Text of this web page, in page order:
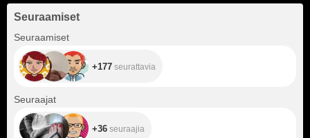
Seuraamiset
Seuraamiset
+177 seurattavia
Seuraajat
+36 seuraajia